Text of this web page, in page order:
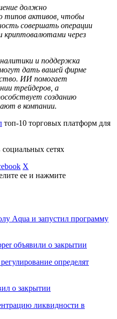
должно
типов активов, чтобы
совершать операции
криптовалютами через
и поддержка
дать вашей фирме
ИИ помогает
трейдеров, а
созданию
в компании.
топ-10 торговых платформ для
сетях
X
ее и нажмите
Aqua и запустил программу
объявили о закрытии
определят
о закрытии
ликвидности в